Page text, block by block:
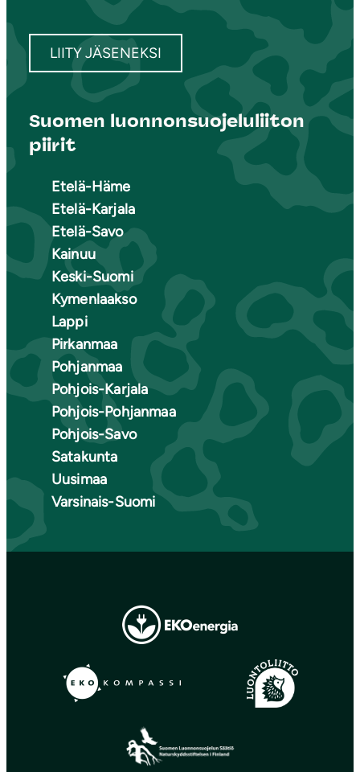
LIITY JÄSENEKSI
Suomen luonnonsuojeluliiton
piirit
Etelä-Häme
Etelä-Karjala
Etelä-Savo
Kainuu
Keski-Suomi
Kymenlaakso
Lappi
Pirkanmaa
Pohjanmaa
Pohjois-Karjala
Pohjois-Pohjanmaa
Pohjois-Savo
Satakunta
Uusimaa
Varsinais-Suomi